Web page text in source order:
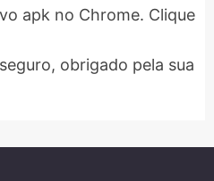
apk no Chrome. Clique
obrigado pela sua